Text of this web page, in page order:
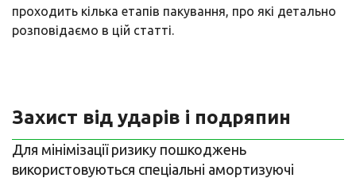
проходить кілька етапів пакування, про які детально
розповідаємо в цій статті.
Захист від ударів і подряпин
Для мінімізації ризику пошкоджень
використовуються спеціальні амортизуючі